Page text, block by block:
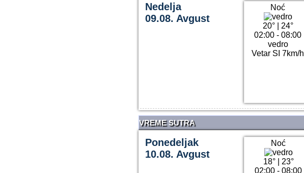
Nedelja
09.08. Avgust
Noć
20°| 24°
02:00 - 08:00
vedro
Vetar SI 7km/h
VREME SUTRA
Ponedeljak
10.08. Avgust
Noć
18°| 23°
02:00 - 08:00